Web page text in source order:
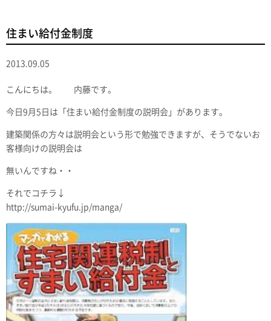
住まい給付金制度
2013.09.05
こんにちは。 内藤です。
今日9月5日は「住まい給付金制度の説明会」があります。
建築関係の方々は説明会という形で勉強できますが、そうでないお
客様向けの説明会は
無いんですね・・
それでコチラ↓
http://sumai-kyufu.jp/manga/